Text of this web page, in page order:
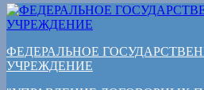
ФЕДЕРАЛЬНОЕ
УЧРЕЖДЕНИЕ